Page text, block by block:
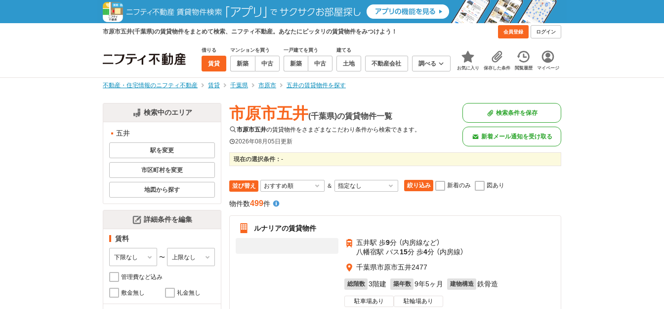
市原市五井(千葉県)の賃貸物件をまとめて検索、ニフティ不動産。あなたにピッタリの賃貸物件をみつけよう！ 会員登録 ログイン
借りる
賃貸
マンションを買う
新築 中古
一戸建てを買う
新築 中古
建てる
土地 不動産会社 調べる
お気に入り 保存した条件 閲覧履歴 マイページ
不動産・住宅情報のニフティ不動産 賃貸 千葉県 市原市 五井の賃貸物件を探す
検索中のエリア
五井
駅を変更
市区町村を変更
地図から探す
詳細条件を編集
賃料
〜
管理費など込み
敷金無し 礼金無し
市原市五井(千葉県)の賃貸物件一覧
市原市五井の賃貸物件をさまざまなこだわり条件から検索できます。
2026年08月05日更新
検索条件を保存
新着メール通知を受け取る
現在の選択条件： -
並び替え ＆ 絞り込み 新着のみ 図あり
物件数499件
ルナリアの賃貸物件
五井駅 歩9分 （内房線など）
八幡宿駅 バス15分 歩4分 （内房線）
千葉県市原市五井2477
総階数 3階建 築年数 9年5ヶ月 建物構造 鉄骨造
駐車場あり 駐輪場あり